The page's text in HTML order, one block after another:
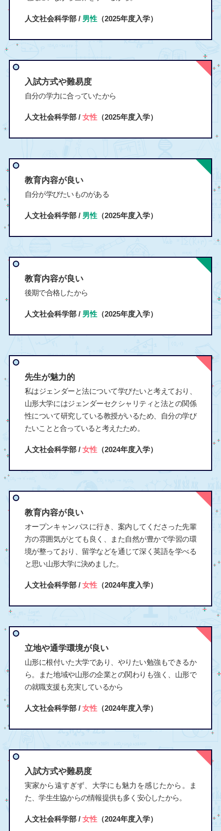
人文社会科学部 / 男性（2025年度入学）
入試方式や難易度
自分の学力に合っていたから
人文社会科学部 / 女性（2025年度入学）
教育内容が良い
自分が学びたいものがある
人文社会科学部 / 男性（2025年度入学）
教育内容が良い
後期で合格したから
人文社会科学部 / 男性（2025年度入学）
先生が魅力的
私はジェンダーと法について学びたいと考えており、
山形大学にはジェンダーセクシャリティと法との関係
性について研究している教授がいるため、自分の学び
たいことと合っていると考えたため。
人文社会科学部 / 女性（2024年度入学）
教育内容が良い
オープンキャンパスに行き、案内してくださった先輩
方の雰囲気がとても良く、また自然が豊かで学習の環
境が整っており、留学などを通じて深く英語を学べる
と思い山形大学に決めました。
人文社会科学部 / 女性（2024年度入学）
立地や通学環境が良い
山形に根付いた大学であり、やりたい勉強もできるか
ら。また地域や山形の企業との関わりも強く、山形で
の就職支援も充実しているから
人文社会科学部 / 女性（2024年度入学）
入試方式や難易度
実家から遠すぎず、大学にも魅力を感じたから。ま
た、学生生協からの情報提供も多く安心したから。
人文社会科学部 / 女性（2024年度入学）